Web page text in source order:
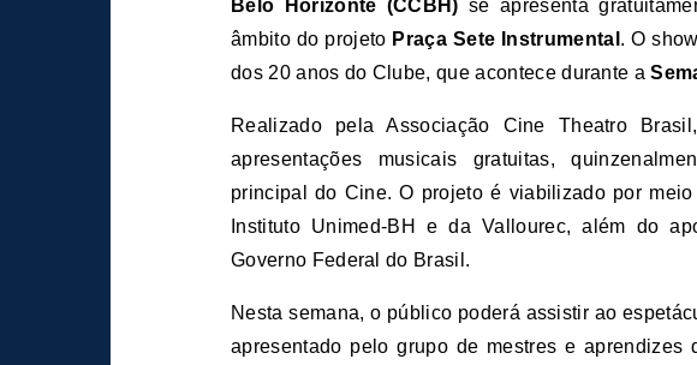
Belo Horizonte (CCBH) se apresenta
âmbito do projeto Praça Sete Instrumental . O
dos 20 anos do Clube, que acontece durante a
Realizado pela Associação Cine Theatro
apresentações musicais gratuitas,
principal do Cine. O projeto é viabilizado por
Instituto Unimed-BH e da Vallourec, além do
Governo Federal do Brasil.
Nesta semana, o público poderá assistir ao
apresentado pelo grupo de mestres e